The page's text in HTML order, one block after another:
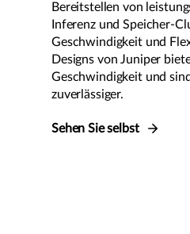
Bereitstellen von
Inferenz und Speicher-
Geschwindigkeit und
Designs von Juniper
Geschwindigkeit und
zuverlässiger.
Sehen Sie selbst